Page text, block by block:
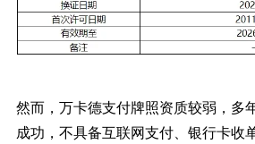
然而，万卡德支付牌照资质较弱，多
成功，不具备互联网支付、银行卡收